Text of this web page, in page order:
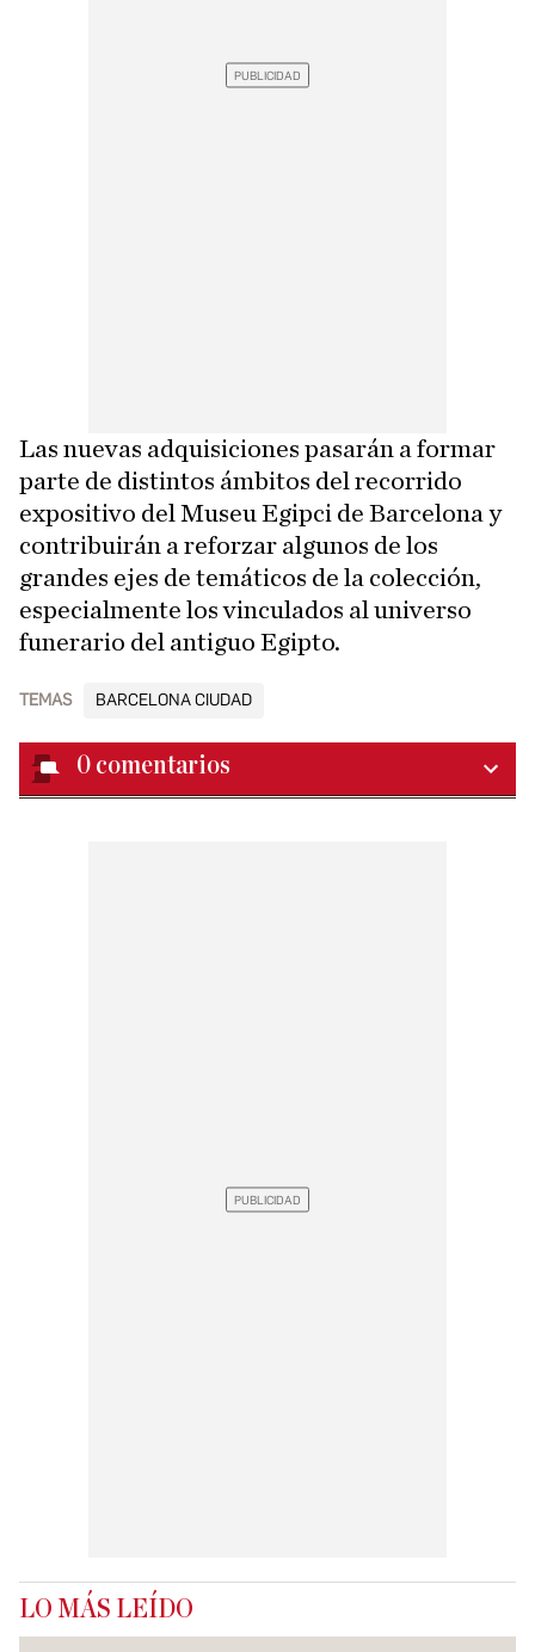
Las nuevas adquisiciones pasarán a formar
parte de distintos ámbitos del recorrido
expositivo del Museu Egipci de Barcelona y
contribuirán a reforzar algunos de los
grandes ejes de temáticos de la colección,
especialmente los vinculados al universo
funerario del antiguo Egipto.
TEMAS BARCELONA CIUDAD
0 comentarios
LO MÁS LEÍDO